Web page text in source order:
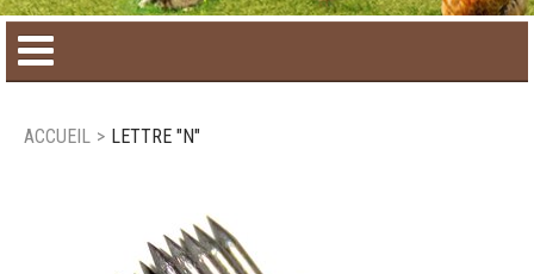
Produits saisonniers
ACCUEIL > LETTRE "N"